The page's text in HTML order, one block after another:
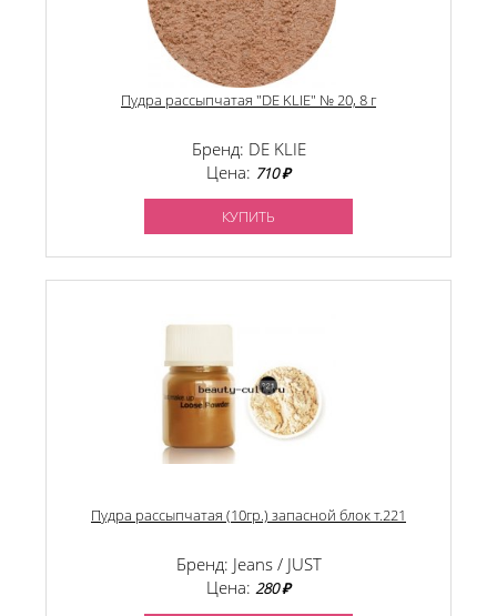
Пудра рассыпчатая "DE KLIE" № 20, 8 г
Бренд: DE KLIE
Цена: 710 ₽
КУПИТЬ
Пудра рассыпчатая (10гр.) запасной блок т.221
Бренд: Jeans / JUST
Цена: 280 ₽